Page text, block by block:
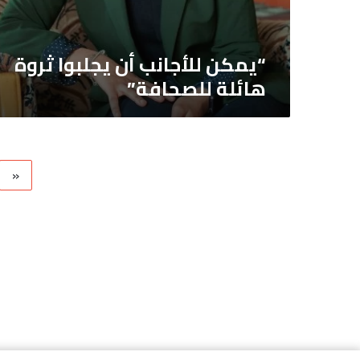
“يمكن للأجانب أن يجلبوا ثروة
هائلة للصحافة”
«